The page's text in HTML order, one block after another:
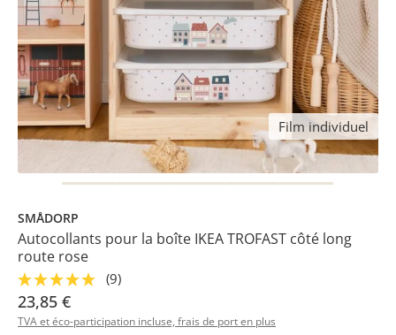
Film individuel
SMÅDORP
Autocollants pour la boîte IKEA TROFAST côté long
route rose
(9)
23,85 €
TVA et éco-participation incluse, frais de port en plus